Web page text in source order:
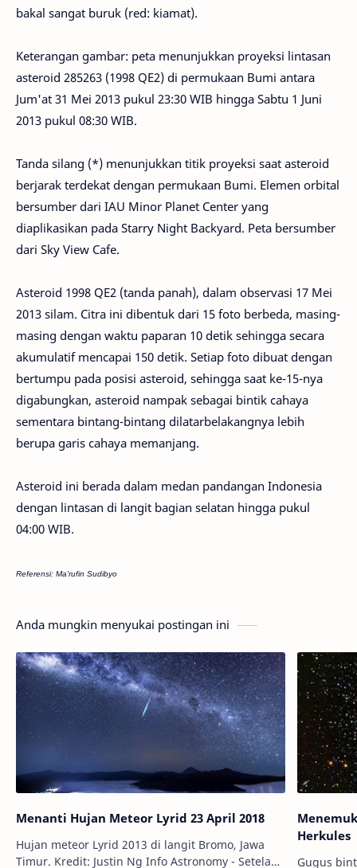
bakal sangat buruk (red: kiamat).
Keterangan gambar: peta menunjukkan proyeksi lintasan
asteroid 285263 (1998 QE2) di permukaan Bumi antara
Jum'at 31 Mei 2013 pukul 23:30 WIB hingga Sabtu 1 Juni
2013 pukul 08:30 WIB.
Tanda silang (*) menunjukkan titik proyeksi saat asteroid
berjarak terdekat dengan permukaan Bumi. Elemen orbital
bersumber dari IAU Minor Planet Center yang
diaplikasikan pada Starry Night Backyard. Peta bersumber
dari Sky View Cafe.
Asteroid 1998 QE2 (tanda panah), dalam observasi 17 Mei
2013 silam. Citra ini dibentuk dari 15 foto berbeda, masing-
masing dengan waktu paparan 10 detik sehingga secara
akumulatif mencapai 150 detik. Setiap foto dibuat dengan
bertumpu pada posisi asteroid, sehingga saat ke-15-nya
digabungkan, asteroid nampak sebagai bintik cahaya
sementara bintang-bintang dilatarbelakangnya lebih
berupa garis cahaya memanjang.
Asteroid ini berada dalam medan pandangan Indonesia
dengan lintasan di langit bagian selatan hingga pukul
04:00 WIB.
Referensi: Ma'rufin Sudibyo
Anda mungkin menyukai postingan ini
Menanti Hujan Meteor Lyrid 23 April 2018
Hujan meteor Lyrid 2013 di langit Bromo, Jawa
Timur. Kredit: Justin Ng Info Astronomy - Setelah
Herkules
Gugus